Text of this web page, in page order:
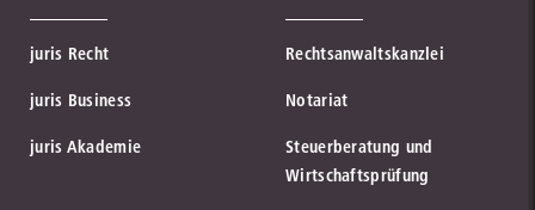
juris Recht
juris Business
juris Akademie
Rechtsanwaltskanzlei
Notariat
Steuerberatung und
Wirtschaftsprüfung